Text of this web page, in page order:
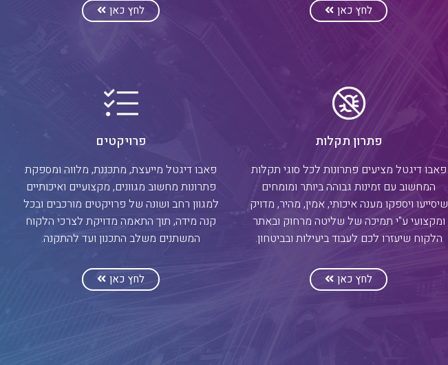
לחץ כאן לחץ כאן
פתרון תקלות
פאבו דיגטל מציעים פתרונות לכל סוגי תקלות
המחשוב עם זמינות גבוהה ביותר ומומחים
שיסייעו ויספקו מענה איכותי, אמין, מהיר, מדויק
ומקצועי ע"י תמיכה של שליטה מרחוק ובאתר
הלקוח שיעזרו לכם לעבוד ביעילות ובביטחון.
לחץ כאן
פרויקטים
פאבו דיגטל מייעצת, מתכננת, מלווה ומספקת
פתרונות מחשוב מגוונים, מקצועיים ואיכותיים
למגוון רחב ושונה של פרויקטים מורכבים ובכל
קנה מידה, תוך התאמה מדויקת לצרכי הלקוח
המשתנים משלב התכנון ועד להתקנה.
לחץ כאן